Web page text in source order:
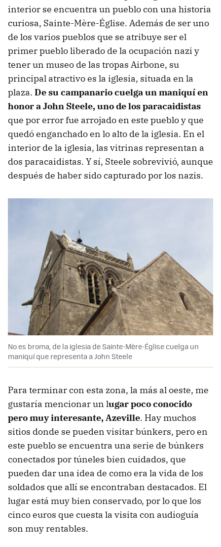
interior se encuentra un pueblo con una historia
curiosa, Sainte-Mère-Église. Además de ser uno
de los varios pueblos que se atribuye ser el
primer pueblo liberado de la ocupación nazi y
tener un museo de las tropas Airbone, su
principal atractivo es la iglesia, situada en la
plaza. De su campanario cuelga un maniquí en
honor a John Steele, uno de los paracaidistas
que por error fue arrojado en este pueblo y que
quedó enganchado en lo alto de la iglesia. En el
interior de la iglesia, las vitrinas representan a
dos paracaidistas. Y sí, Steele sobrevivió, aunque
después de haber sido capturado por los nazis.
No es broma, de la iglesia de Sainte-Mère-Église cuelga un
maniquí que representa a John Steele
Para terminar con esta zona, la más al oeste, me
gustaría mencionar un lugar poco conocido
pero muy interesante, Azeville. Hay muchos
sitios donde se pueden visitar búnkers, pero en
este pueblo se encuentra una serie de búnkers
conectados por túneles bien cuidados, que
pueden dar una idea de como era la vida de los
soldados que allí se encontraban destacados. El
lugar está muy bien conservado, por lo que los
cinco euros que cuesta la visita con audioguía
son muy rentables.